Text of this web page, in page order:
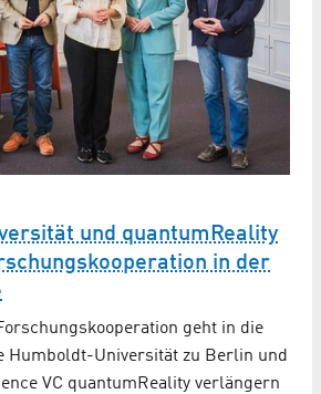
und quantumReality
in der
geht in die
Humboldt-Universität zu Berlin und
VC quantumReality verlängern